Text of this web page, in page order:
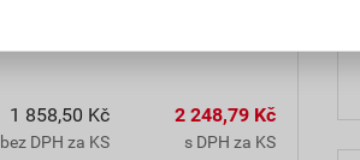
1 858,50 Kč
bez DPH za KS
2 248,79 Kč
s DPH za KS